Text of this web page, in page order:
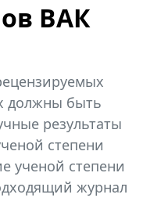
ВАК
должны быть
результаты
степени
ученой степени
журнал